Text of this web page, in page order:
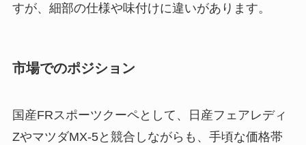
すが、細部の仕様や味付けに違いがあります。
市場でのポジション
国産FRスポーツクーペとして、日産フェアレディ
ZやマツダMX-5と競合しながらも、手頃な価格帯